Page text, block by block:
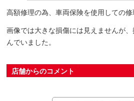
高額修理の為、車両保険を使用しての修
画像では大きな損傷には見えませんが
んでいました。
店舗からのコメント